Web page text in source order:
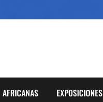
AFRICANAS EXPOSICIONES